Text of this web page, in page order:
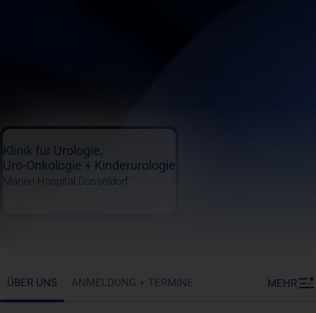
Klinik für Urologie,
Uro-Onkologie + Kinderurologie
Marien Hospital Düsseldorf
ÜBER UNS ANMELDUNG + TERMINE MEHR